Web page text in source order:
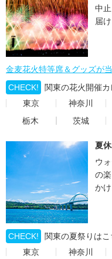
中
届け
金麦花火特等席＆グッズが
CHECK!
関東の花火開催
東京
神奈川
栃木
茨城
夏
ウ
の
か
CHECK!
関東の夏祭りはこ
東京
神奈川